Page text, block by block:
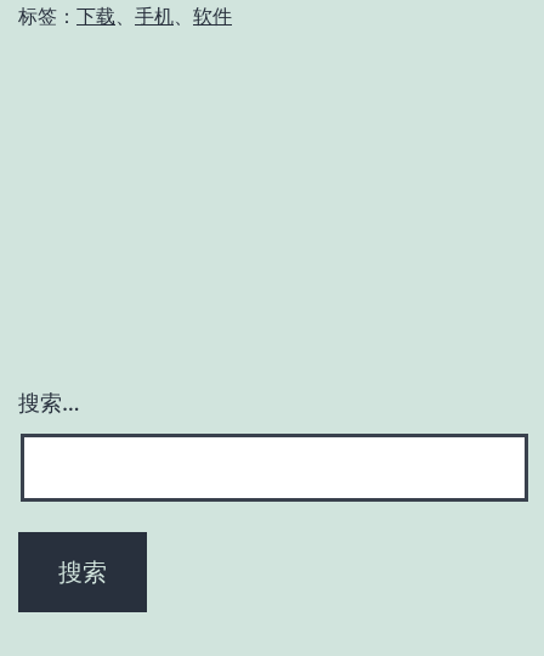
标签： 下载 手机 软件
搜索…